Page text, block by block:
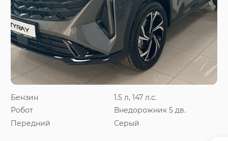
Бензин
1.5 л, 147 л.с.
Робот
Внедорожник 5 дв.
Передний
Серый